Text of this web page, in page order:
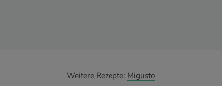
Weitere Rezepte: Migusto